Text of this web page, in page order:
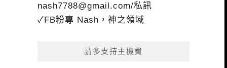
nash7788@gmail.com/私訊
✓FB粉專 Nash，神之領域
請多支持主機費